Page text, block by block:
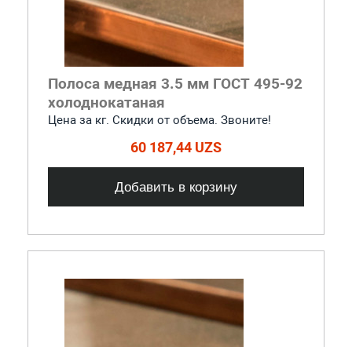
Полоса медная 3.5 мм ГОСТ 495-92
холоднокатаная
Цена за кг. Скидки от объема. Звоните!
60 187,44 UZS
Добавить в корзину